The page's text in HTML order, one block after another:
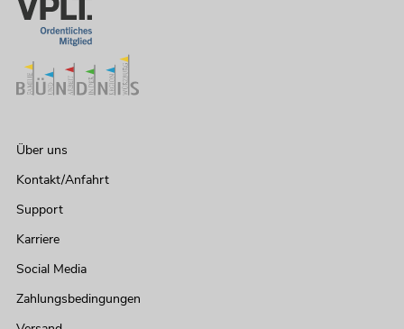
Über uns
Kontakt/Anfahrt
Support
Karriere
Social Media
Zahlungsbedingungen